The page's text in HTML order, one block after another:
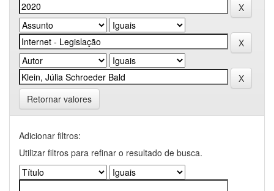
Retornar valores
Adicionar filtros:
Utilizar filtros para refinar o resultado de busca.